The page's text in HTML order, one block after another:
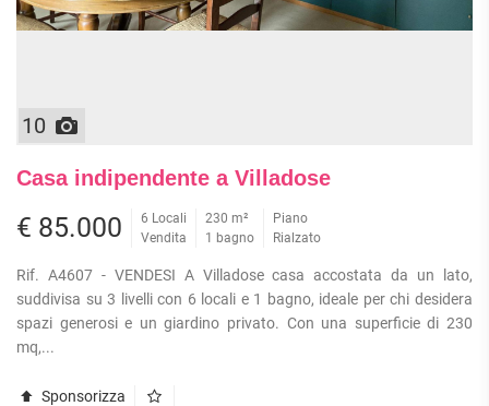
10
Casa indipendente a Villadose
€ 85.000
6 Locali
Vendita
230 m²
1 bagno
Piano
Rialzato
Rif. A4607 - VENDESI A Villadose casa accostata da un lato,
suddivisa su 3 livelli con 6 locali e 1 bagno, ideale per chi desidera
spazi generosi e un giardino privato. Con una superficie di 230
mq,...
Sponsorizza